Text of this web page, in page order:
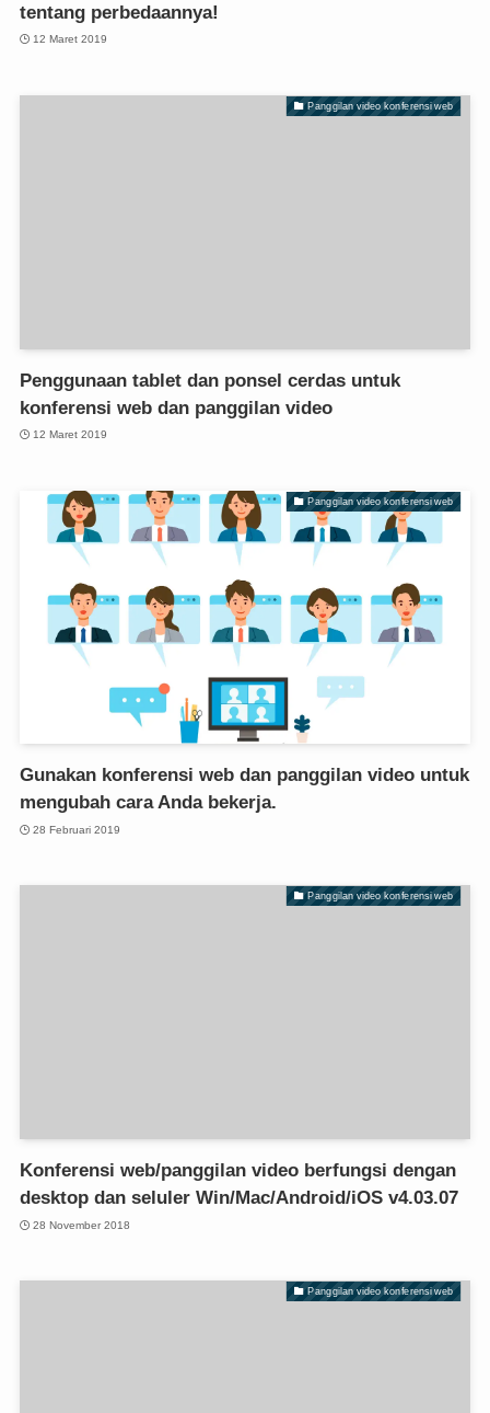
tentang perbedaannya!
12 Maret 2019
Panggilan video konferensi web
Penggunaan tablet dan ponsel cerdas untuk
konferensi web dan panggilan video
12 Maret 2019
Panggilan video konferensi web
Gunakan konferensi web dan panggilan video untuk
mengubah cara Anda bekerja.
28 Februari 2019
Panggilan video konferensi web
Konferensi web/panggilan video berfungsi dengan
desktop dan seluler Win/Mac/Android/iOS v4.03.07
28 November 2018
Panggilan video konferensi web